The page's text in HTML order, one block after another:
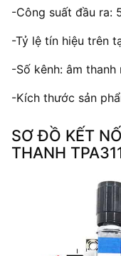
-Công suất đầu ra:
-Tỷ lệ tín hiệu trên
-Số kênh: âm thanh
-Kích thước sản
SƠ ĐỒ KẾT
THANH